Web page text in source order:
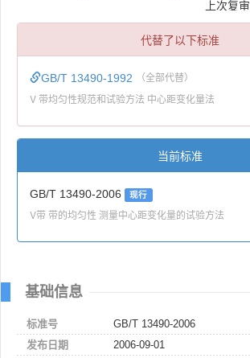
上次复审
代替了以下标准
GB/T 13490-1992 （全部代替）
V 带均匀性规范和试验方法 中心距变化量法
当前标准
GB/T 13490-2006 现行
V带 带的均匀性 测量中心距变化量的试验方法
基础信息
标准号
GB/T 13490-2006
发布日期
2006-09-01